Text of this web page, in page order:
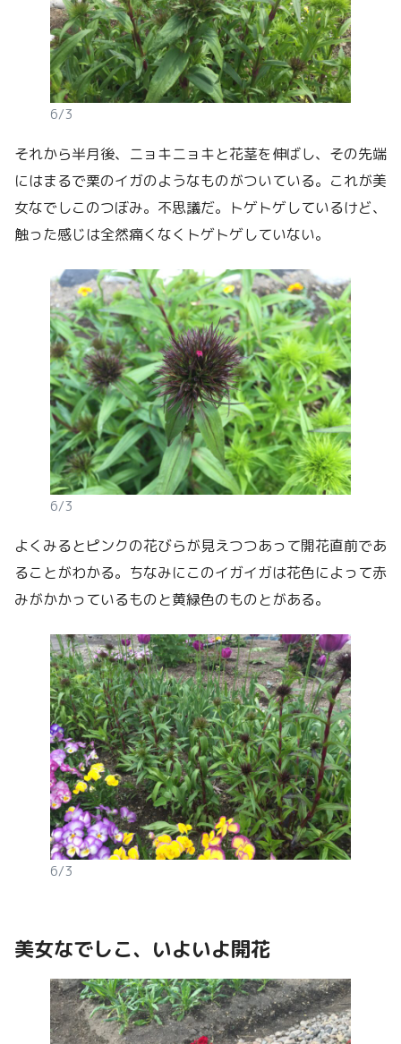
6/3
それから半月後、ニョキニョキと花茎を伸ばし、その先端
にはまるで栗のイガのようなものがついている。これが美
女なでしこのつぼみ。不思議だ。トゲトゲしているけど、
触った感じは全然痛くなくトゲトゲしていない。
6/3
よくみるとピンクの花びらが見えつつあって開花直前であ
ることがわかる。ちなみにこのイガイガは花色によって赤
みがかかっているものと黄緑色のものとがある。
6/3
美女なでしこ、いよいよ開花